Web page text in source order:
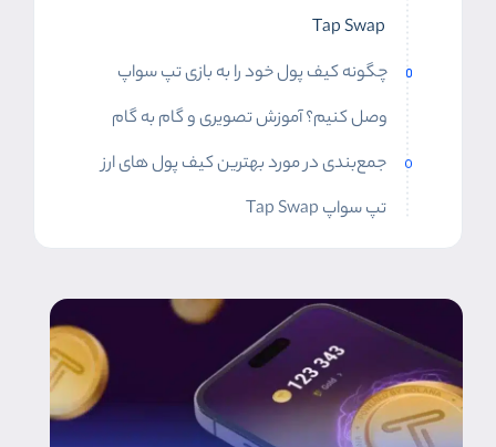
Tap Swap
چگونه کیف پول خود را به بازی تپ سواپ
وصل کنیم؟ آموزش تصویری و گام به گام
جمع‌بندی در مورد بهترین کیف پول‌ های ارز
تپ سواپ Tap Swap